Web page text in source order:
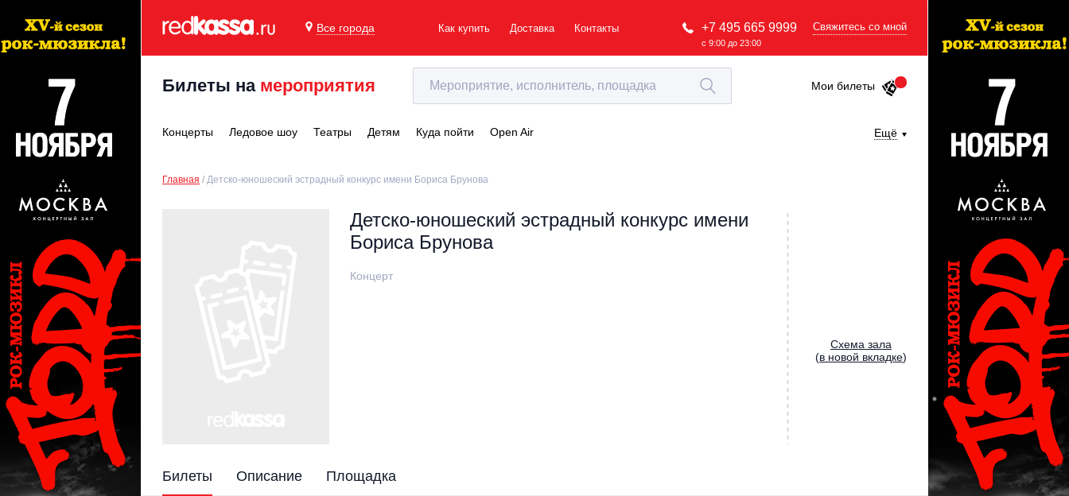
Все города Как купить Доставка Контакты +7 495 665 9999
с 9:00 до 23:00
Свяжитесь со мной
Билеты на мероприятия Мои билеты
Концерты Ледовое шоу Театры Детям Куда пойти Open Air Ещё
Главная Детско-юношеский эстрадный конкурс имени Бориса Брунова
Детско-юношеский эстрадный конкурс имени
Бориса Брунова
Концерт
Cхема зала
(в новой вкладке)
Билеты Описание Площадка